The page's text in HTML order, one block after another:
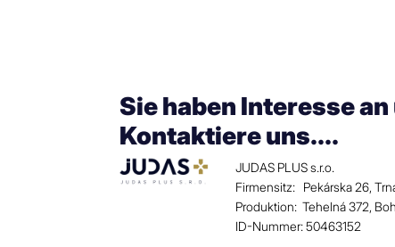
Sie haben Interesse
Kontaktiere uns....
JUDAS PLUS s.r.o.
Firmensitz: Pekárska 26,
Produktion: Tehelná 372,
ID-Nummer: 50463152